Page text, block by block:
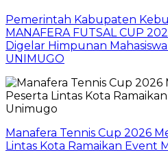
Pemerintah Kabupaten
MANAFERA FUTSAL CUP
Digelar Himpunan
UNIMUGO
Manafera Tennis Cup 2026
Lintas Kota Ramaikan Event